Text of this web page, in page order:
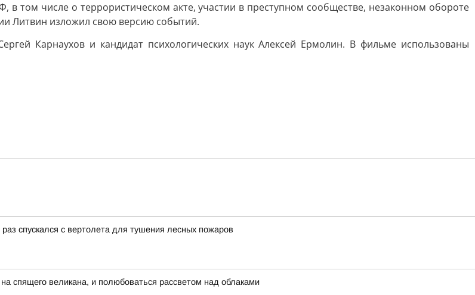
в том числе о террористическом акте, участии в преступном сообществе, незаконном обороте
Литвин изложил свою версию событий.
Карнаухов и кандидат психологических наук Алексей Ермолин. В фильме использованы
спускался с вертолета для тушения лесных пожаров
спящего великана, и полюбоваться рассветом над облаками